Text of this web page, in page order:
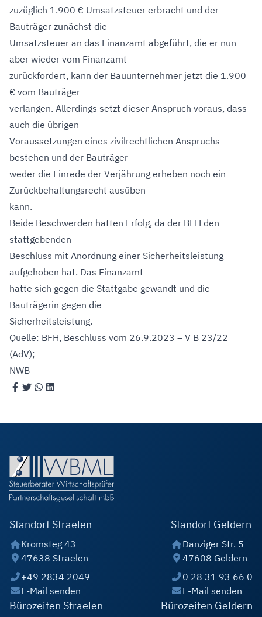
zuzüglich 1.900 € Umsatzsteuer erbracht und der
Bauträger zunächst die
Umsatzsteuer an das Finanzamt abgeführt, die er nun
aber wieder vom Finanzamt
zurückfordert, kann der Bauunternehmer jetzt die 1.900
€ vom Bauträger
verlangen. Allerdings setzt dieser Anspruch voraus, dass
auch die übrigen
Voraussetzungen eines zivilrechtlichen Anspruchs
bestehen und der Bauträger
weder die Einrede der Verjährung erheben noch ein
Zurückbehaltungsrecht ausüben
kann.
Beide Beschwerden hatten Erfolg, da der BFH den
stattgebenden
Beschluss mit Anordnung einer Sicherheitsleistung
aufgehoben hat. Das Finanzamt
hatte sich gegen die Stattgabe gewandt und die
Bauträgerin gegen die
Sicherheitsleistung.
Quelle: BFH, Beschluss vom 26.9.2023 – V B 23/22
(AdV);
NWB
Standort Straelen
Kromsteg 43
47638 Straelen
+49 2834 2049
E-Mail senden
Standort Geldern
Danziger Str. 5
47608 Geldern
0 28 31 93 66 0
E-Mail senden
Bürozeiten Straelen Bürozeiten Geldern